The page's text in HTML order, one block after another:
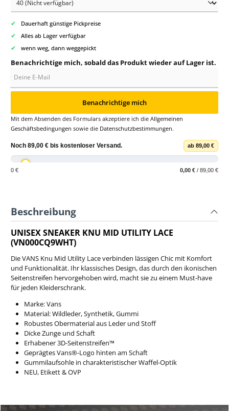
✔ Dauerhaft günstige Pickpreise
✔ Alles ab Lager verfügbar
✔ wenn weg, dann weggepickt
Benachrichtige mich, sobald das Produkt wieder auf Lager ist.
Benachrichtige mich
Mit dem Absenden des Formulars akzeptiere ich die Allgemeinen
Geschäftsbedingungen sowie die Datenschutzbestimmungen.
Noch 89,00 € bis kostenloser Versand. ab 89,00 €
0 € 0,00 € / 89,00 €
Beschreibung
UNISEX SNEAKER KNU MID UTILITY LACE
(VN000CQ9WHT)
Die VANS Knu Mid Utility Lace verbinden lässigen Chic mit Komfort
und Funktionalität. Ihr klassisches Design, das durch den ikonischen
Seitenstreifen hervorgehoben wird, macht sie zu einem Must-have
für jeden Kleiderschrank.
Marke: Vans
Material: Wildleder, Synthetik, Gummi
Robustes Obermaterial aus Leder und Stoff
Dicke Zunge und Schaft
Erhabener 3D-Seitenstreifen™
Geprägtes Vans®-Logo hinten am Schaft
Gummilaufsohle in charakteristischer Waffel-Optik
NEU, Etikett & OVP